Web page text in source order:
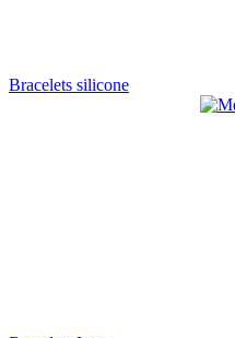
Bracelets silicone